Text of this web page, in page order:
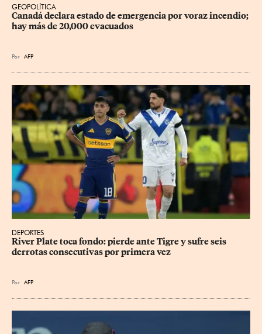
GEOPOLÍTICA
Canadá declara estado de emergencia por voraz incendio;
hay más de 20,000 evacuados
Por AFP
DEPORTES
River Plate toca fondo: pierde ante Tigre y sufre seis
derrotas consecutivas por primera vez
Por AFP